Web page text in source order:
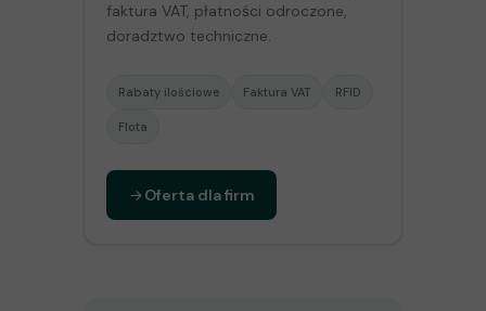
faktura VAT, płatności odroczone,
doradztwo techniczne.
Rabaty ilościowe Faktura VAT RFID
Flota
Oferta dla firm